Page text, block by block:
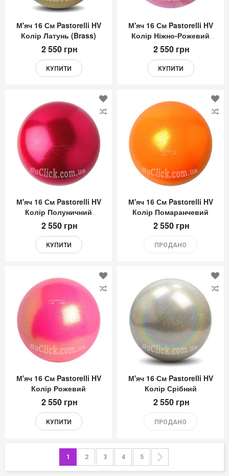
М'яч 16 См Pastorelli HV
Колір Латунь (Brass)
2 550 грн
КУПИТИ
М'яч 16 См Pastorelli HV
Колір Ніжно-Рожевий
(Baby Pink)
2 550 грн
КУПИТИ
Додати
Бажань
М'яч 16 См Pastorelli HV
Колір Полуничний
(Strawberry)
2 550 грн
КУПИТИ
М'яч 16 См Pastorelli HV
Колір Помаранчевий
2 550 грн
ПРОДАНО
Додати
Бажань
М'яч 16 См Pastorelli HV
Колір Рожевий
2 550 грн
КУПИТИ
М'яч 16 См Pastorelli HV
Колір Срібний
2 550 грн
ПРОДАНО
Сторінка
You're currently reading page
1 Сторінка
2 Сторінка
3 Сторінка
4 Сторінка
5